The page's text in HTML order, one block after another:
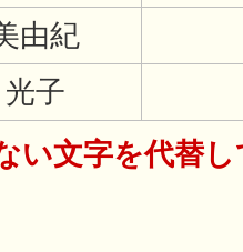
由紀
子
い文字を代替